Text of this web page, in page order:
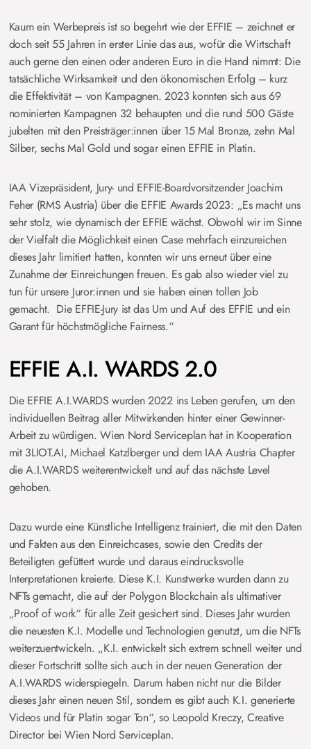
Kaum ein Werbepreis ist so begehrt wie der EFFIE – zeichnet er
doch seit 55 Jahren in erster Linie das aus, wofür die Wirtschaft
auch gerne den einen oder anderen Euro in die Hand nimmt: Die
tatsächliche Wirksamkeit und den ökonomischen Erfolg – kurz
die Effektivität – von Kampagnen. 2023 konnten sich aus 69
nominierten Kampagnen 32 behaupten und die rund 500 Gäste
jubelten mit den Preisträger:innen über 15 Mal Bronze, zehn Mal
Silber, sechs Mal Gold und sogar einen EFFIE in Platin.
IAA Vizepräsident, Jury- und EFFIE-Boardvorsitzender Joachim
Feher (RMS Austria) über die EFFIE Awards 2023: „Es macht uns
sehr stolz, wie dynamisch der EFFIE wächst. Obwohl wir im Sinne
der Vielfalt die Möglichkeit einen Case mehrfach einzureichen
dieses Jahr limitiert hatten, konnten wir uns erneut über eine
Zunahme der Einreichungen freuen. Es gab also wieder viel zu
tun für unsere Juror:innen und sie haben einen tollen Job
gemacht. Die EFFIE-Jury ist das Um und Auf des EFFIE und ein
Garant für höchstmögliche Fairness.“
EFFIE A.I. WARDS 2.0
Die EFFIE A.I.WARDS wurden 2022 ins Leben gerufen, um den
individuellen Beitrag aller Mitwirkenden hinter einer Gewinner-
Arbeit zu würdigen. Wien Nord Serviceplan hat in Kooperation
mit 3LIOT.AI, Michael Katzlberger und dem IAA Austria Chapter
die A.I.WARDS weiterentwickelt und auf das nächste Level
gehoben.
Dazu wurde eine Künstliche Intelligenz trainiert, die mit den Daten
und Fakten aus den Einreichcases, sowie den Credits der
Beteiligten gefüttert wurde und daraus eindrucksvolle
Interpretationen kreierte. Diese K.I. Kunstwerke wurden dann zu
NFTs gemacht, die auf der Polygon Blockchain als ultimativer
„Proof of work“ für alle Zeit gesichert sind. Dieses Jahr wurden
die neuesten K.I. Modelle und Technologien genutzt, um die NFTs
weiterzuentwickeln. „K.I. entwickelt sich extrem schnell weiter und
dieser Fortschritt sollte sich auch in der neuen Generation der
A.I.WARDS widerspiegeln. Darum haben nicht nur die Bilder
dieses Jahr einen neuen Stil, sondern es gibt auch K.I. generierte
Videos und für Platin sogar Ton“, so Leopold Kreczy, Creative
Director bei Wien Nord Serviceplan.